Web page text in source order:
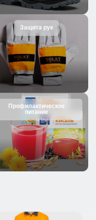
Защита рук
Профилактическое
питание